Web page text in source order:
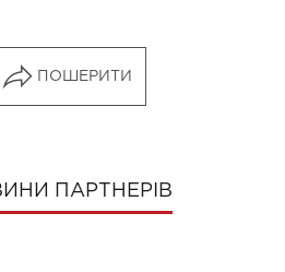
ПОШЕРИТИ
ПАРТНЕРІВ